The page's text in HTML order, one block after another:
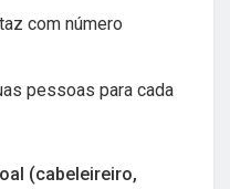
com número
pessoas para cada
(cabeleireiro,